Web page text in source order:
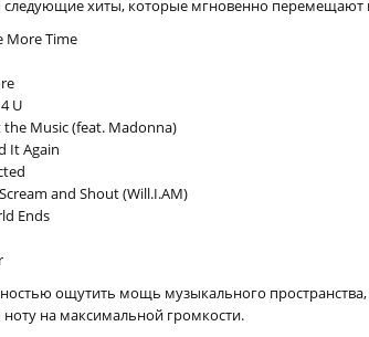
хиты, которые мгновенно перемещают
More Time
U
the Music (feat. Madonna)
It Again
and Shout (Will.I.AM)
Ends
ощутить мощь музыкального пространства,
на максимальной громкости.